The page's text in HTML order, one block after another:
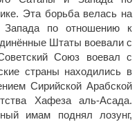
Эта борьба велась на
Запада по отношению к
Штаты воевали с
Союз воевал с
страны находились в
Сирийской Арабской
Хафеза аль-Асада.
имам поднял лозунг,